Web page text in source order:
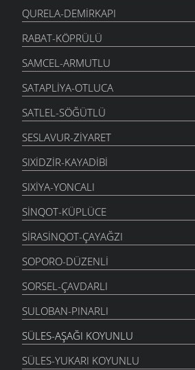
QURELA-DEMIRKAPI
RABAT-KÖPRÜLÜ
SAMCEL-ARMUTLU
SATAPLIYA-OTLUCA
SATLEL-SÖĞÜTLÜ
SESLAVUR-ZIYARET
SIXIDZIR-KAYADIBI
SIXIYA-YONCALI
SINQOT-KÜPLÜCE
SIRASINQOT-ÇAYAĞZI
SOPORO-DÜZENLI
SORSEL-ÇAVDARLI
SULOBAN-PINARLI
SÜLES-AŞAĞI KOYUNLU
SÜLES-YUKARI KOYUNLU